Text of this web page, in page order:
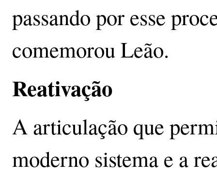
passando por esse
comemorou Leão.
Reativação
A articulação que
moderno sistema e a